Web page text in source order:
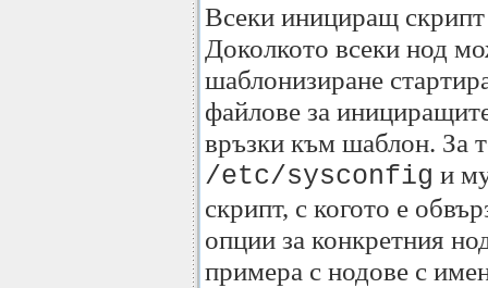
Всеки инициращ
Доколкото всеки нод
шаблонизиране
файлове за
връзки към шаблон. За
/etc/sysconfig и
скрипт, с когото е
опции за конкретния
примера с нодове с